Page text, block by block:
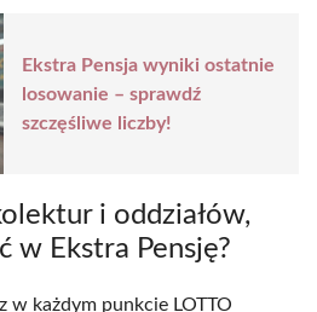
Ekstra Pensja wyniki ostatnie
losowanie – sprawdź
szczęśliwe liczby!
i oddziałów,
w Ekstra Pensję?
w każdym punkcie LOTTO